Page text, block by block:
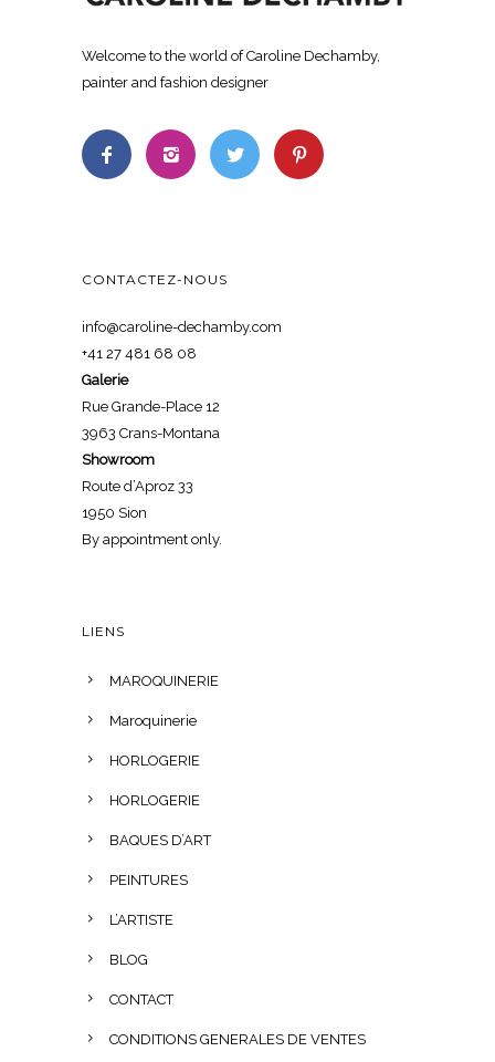
Welcome to the world of Caroline Dechamby,
painter and fashion designer
CONTACTEZ-NOUS
info@caroline-dechamby.com
+41 27 481 68 08
Galerie
Rue Grande-Place 12
3963 Crans-Montana
Showroom
Route d’Aproz 33
1950 Sion
By appointment only.
LIENS
MAROQUINERIE
Maroquinerie
HORLOGERIE
HORLOGERIE
BAQUES D’ART
PEINTURES
L’ARTISTE
BLOG
CONTACT
CONDITIONS GENERALES DE VENTES